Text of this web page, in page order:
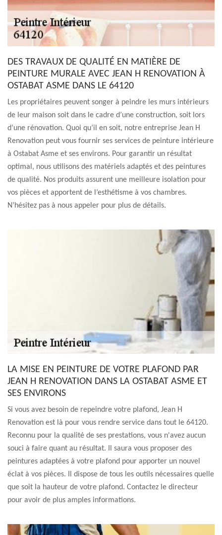
DES TRAVAUX DE QUALITÉ EN MATIÈRE DE
PEINTURE MURALE AVEC JEAN H RENOVATION À
OSTABAT ASME DANS LE 64120
Les propriétaires peuvent songer à peindre les murs intérieurs
de leur maison soit dans le cadre d’une construction, soit lors
d’une rénovation. Quoi qu’il en soit, notre entreprise Jean H
Renovation peut vous fournir ses services de peinture intérieure
à Ostabat Asme et ses environs. Pour garantir un résultat
optimal, nous utilisons des matériels adaptés et des peintures
de qualité. Nos produits assurent une meilleure isolation pour
vos pièces et apportent de l’esthétisme à vos chambres.
N’hésitez pas à nous appeler pour plus de détails.
LA MISE EN PEINTURE DE VOTRE PLAFOND PAR
JEAN H RENOVATION DANS LA OSTABAT ASME ET
SES ENVIRONS
Si vous avez besoin de repeindre votre plafond, Jean H
Renovation est là pour vous rendre service dans tout le 64120.
Reconnu pour la qualité de ses prestations, vous n'avez aucun
souci à faire quant au résultat. Il saura vous proposer des
peintures adaptées à votre plafond pour apporter un nouvel
éclat à vos pièces. Il dispose de tous les outils nécessaires quelle
que soit la hauteur de votre plafond. Contactez le directeur
pour avoir de plus amples informations.